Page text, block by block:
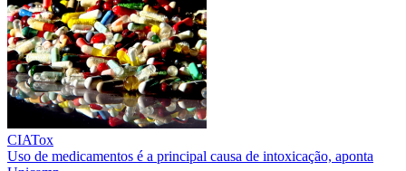
CIATox
Uso de medicamentos é a principal causa de intoxicação, aponta